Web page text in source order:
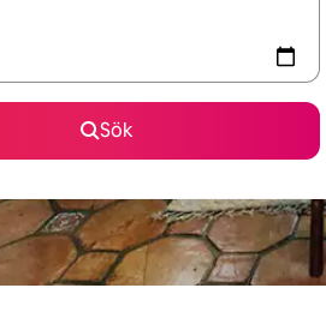
Sök